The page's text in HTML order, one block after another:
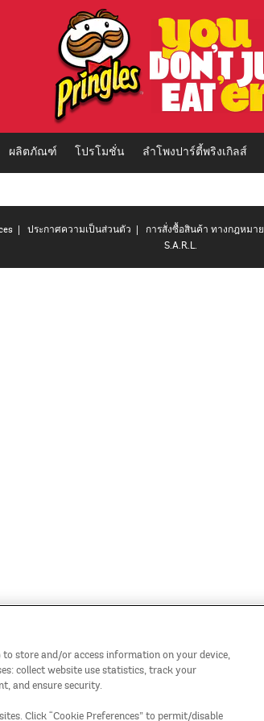
ผลิตภัณฑ์ โปรโมชั่น ลำโพงปาร์ตี้พริงเกิลส์
| ประกาศความเป็นส่วนตัว | การสั่งซื้อสินค้า ทางกฎหมาย
S.A.R.L.
to store and/or access information on your device,
collect website use statistics, track your
and ensure security.
Click “Cookie Preferences” to permit/disable